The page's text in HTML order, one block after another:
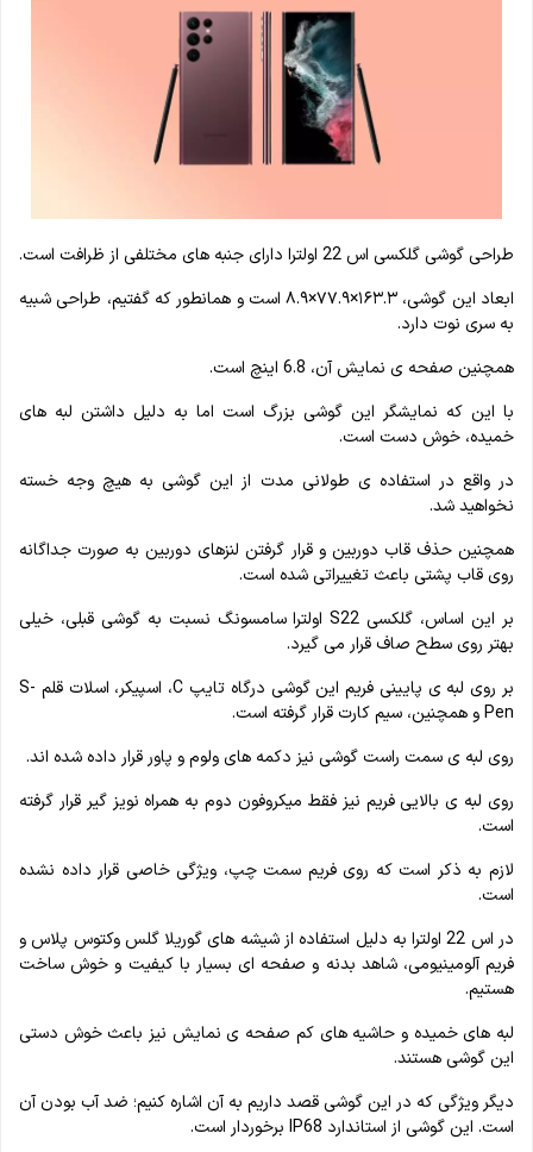
طراحی گوشی گلکسی اس 22 اولترا دارای جنبه های مختلفی از ظرافت است.
ابعاد این گوشی، ۱۶۳.۳×۷۷.۹×۸.۹ است و همانطور که گفتیم، طراحی شبیه
به سری نوت دارد.
همچنین صفحه ی نمایش آن، 6.8 اینچ است.
با این که نمایشگر این گوشی بزرگ است اما به دلیل داشتن لبه های
خمیده، خوش دست است.
در واقع در استفاده ی طولانی مدت از این گوشی به هیچ وجه خسته
نخواهید شد.
همچنین حذف قاب دوربین و قرار گرفتن لنزهای دوربین به صورت جداگانه
روی قاب پشتی باعث تغییراتی شده است.
بر این اساس، گلکسی S22 اولترا سامسونگ نسبت به گوشی قبلی، خیلی
بهتر روی سطح صاف قرار می گیرد.
بر روی لبه ی پایینی فریم این گوشی درگاه تایپ C، اسپیکر، اسلات قلم S-
Pen و همچنین، سیم‌ کارت قرار گرفته است.
روی لبه ی سمت راست گوشی نیز دکمه های ولوم و پاور قرار داده شده اند.
روی لبه ی بالایی فریم نیز فقط میکروفون دوم به همراه نویز گیر قرار گرفته
است.
لازم به ذکر است که روی فریم سمت چپ، ویژگی خاصی قرار داده نشده
است.
در اس 22 اولترا به دلیل استفاده از شیشه های گوریلا گلس وکتوس پلاس و
فریم آلومینیومی، شاهد بدنه و صفحه ای بسیار با کیفیت و خوش ساخت
هستیم.
لبه های خمیده و حاشیه های کم صفحه ی نمایش نیز باعث خوش دستی
این گوشی هستند.
دیگر ویژگی که در این گوشی قصد داریم به آن اشاره کنیم؛ ضد آب بودن آن
است. این گوشی از استاندارد IP68 برخوردار است.